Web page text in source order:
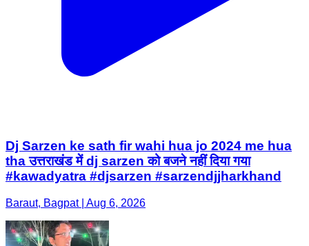
Dj Sarzen ke sath fir wahi hua jo 2024 me hua
tha उत्तराखंड में dj sarzen को बजने नहीं दिया गया
#kawadyatra #djsarzen #sarzendjjharkhand
Baraut, Bagpat | Aug 6, 2026